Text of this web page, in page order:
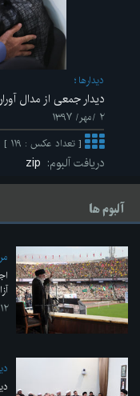
ديدارها
دیدار جمعی از مدال
۲ /مهر/ ۱۳۹۷
[ تعداد عکس : ۱۱۹ ]
دریافت آلبوم:
آلبوم ها
۱۲ /مهر/ ۱۳۹۷